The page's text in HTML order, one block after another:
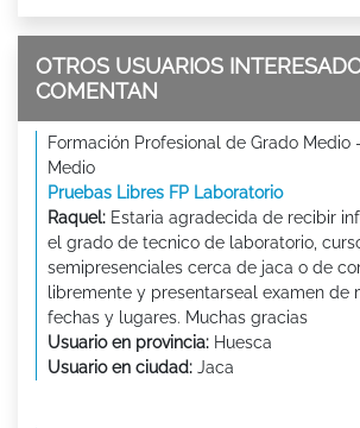
OTROS USUARIOS
COMENTAN
Formación Profesional de Grado Medio
Medio
Pruebas Libres FP Laboratorio
Raquel: Estaria agradecida de recibir
el grado de tecnico de laboratorio,
semipresenciales cerca de jaca o de
libremente y presentarseal examen de
fechas y lugares. Muchas gracias
Usuario en provincia: Huesca
Usuario en ciudad: Jaca